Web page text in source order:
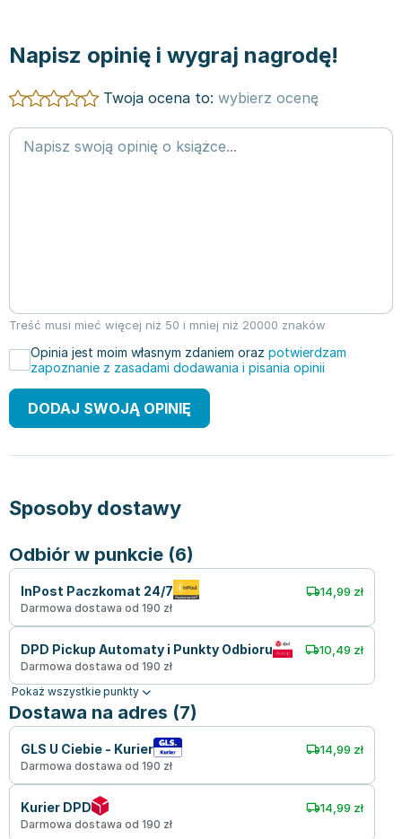
Napisz opinię i wygraj nagrodę!
Twoja ocena to: wybierz ocenę
Treść musi mieć więcej niż 50 i mniej niż 20000 znaków
Opinia jest moim własnym zdaniem oraz potwierdzam
zapoznanie z zasadami dodawania i pisania opinii
DODAJ SWOJĄ OPINIĘ
Sposoby dostawy
Odbiór w punkcie (6)
InPost Paczkomat 24/7 14,99 zł
Darmowa dostawa od 190 zł
DPD Pickup Automaty i Punkty Odbioru 10,49 zł
Darmowa dostawa od 190 zł
Pokaż wszystkie punkty
Dostawa na adres (7)
GLS U Ciebie - Kurier 14,99 zł
Darmowa dostawa od 190 zł
Kurier DPD 14,99 zł
Darmowa dostawa od 190 zł